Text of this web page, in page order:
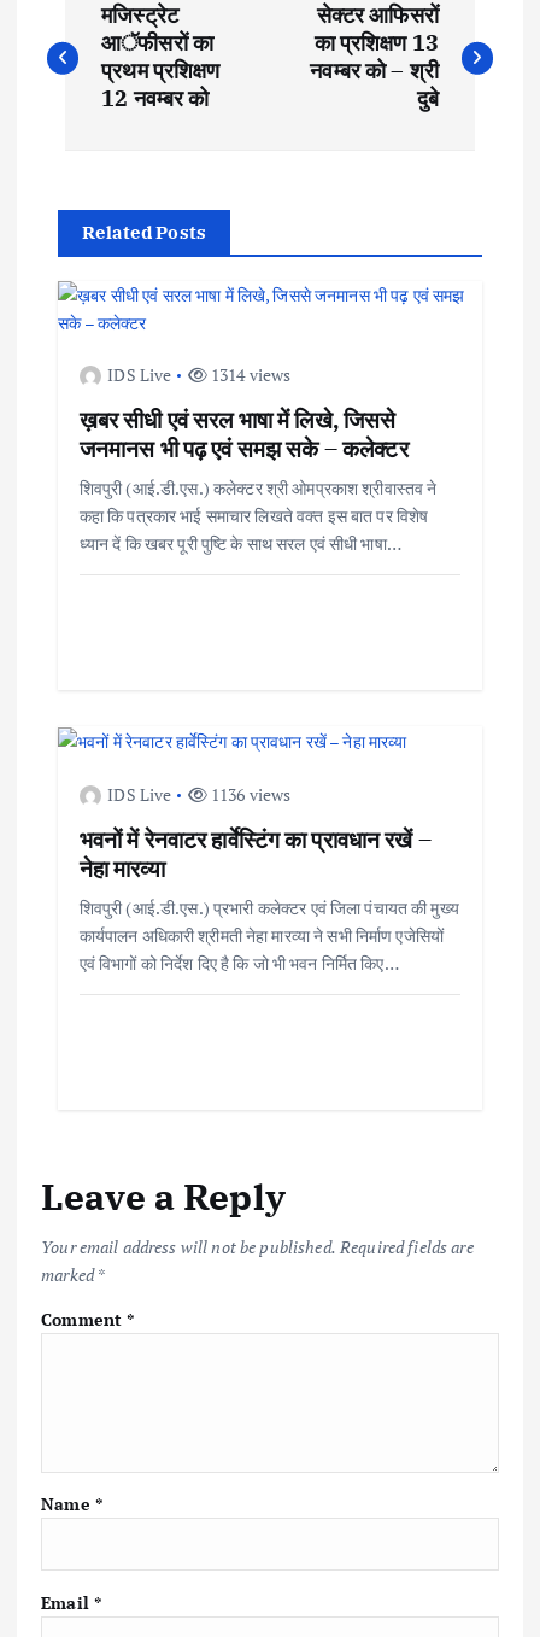
o
n
a
v
n
मजिस्ट्रेट
आॅफीसरों का
प्रथम प्रशिक्षण
12 नवम्बर को
सेक्टर आफिसरों
का प्रशिक्षण 13
नवम्बर को – श्री
दुबे
Related Posts
IDS Live 1314 views
ख़बर सीधी एवं सरल भाषा में लिखे, जिससे
जनमानस भी पढ़ एवं समझ सके – कलेक्टर
शिवपुरी (आई.डी.एस.) कलेक्टर श्री ओमप्रकाश श्रीवास्तव ने
कहा कि पत्रकार भाई समाचार लिखते वक्त इस बात पर विशेष
ध्यान दें कि खबर पूरी पुष्टि के साथ सरल एवं सीधी भाषा…
IDS Live 1136 views
भवनों में रेनवाटर हार्वेस्टिंग का प्रावधान रखें –
नेहा मारव्या
शिवपुरी (आई.डी.एस.) प्रभारी कलेक्टर एवं जिला पंचायत की मुख्य
कार्यपालन अधिकारी श्रीमती नेहा मारव्या ने सभी निर्माण एजेसियों
एवं विभागों को निर्देश दिए है कि जो भी भवन निर्मित किए…
Leave a Reply
Your email address will not be published. Required fields are
marked*
Comment*
Name *
Email *